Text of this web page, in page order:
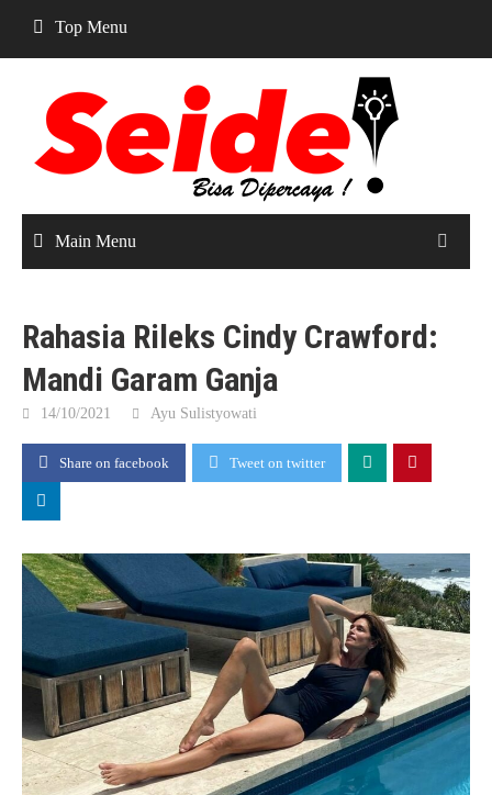
content
Top Menu
Main Menu
Rahasia Rileks Cindy Crawford:
Mandi Garam Ganja
14/10/2021 Ayu Sulistyowati
Share on facebook Tweet on twitter